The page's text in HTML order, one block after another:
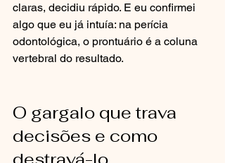
claras, decidiu rápido. E eu confirmei
algo que eu já intuía: na perícia
odontológica, o prontuário é a coluna
vertebral do resultado.
O gargalo que trava
decisões e como